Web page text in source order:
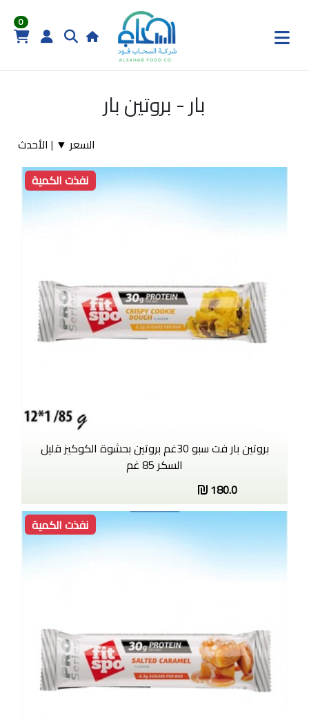
0
بار - بروتين بار
السعر ▼ | الأحدث
نفذت الكمية
بروتين بار فت سبو 30غم بروتين بحشوة الكوكيز قليل
السكر 85 غم
180.0
نفذت الكمية